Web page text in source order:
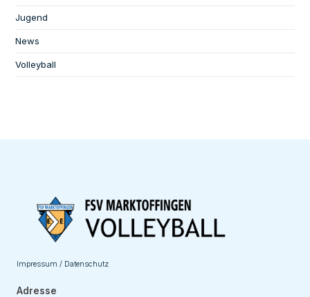
Jugend
News
Volleyball
Impressum / Datenschutz
Adresse